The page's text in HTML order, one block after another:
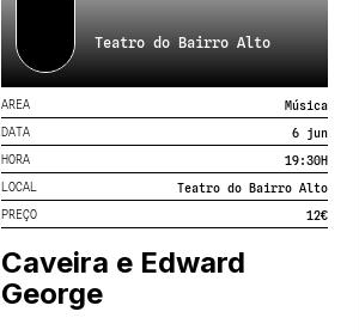
Teatro do Bairro Alto
AREA
Música
DATA
6 jun
HORA
19:30H
LOCAL
Teatro do Bairro Alto
PREÇO
12€
Caveira e Edward
George